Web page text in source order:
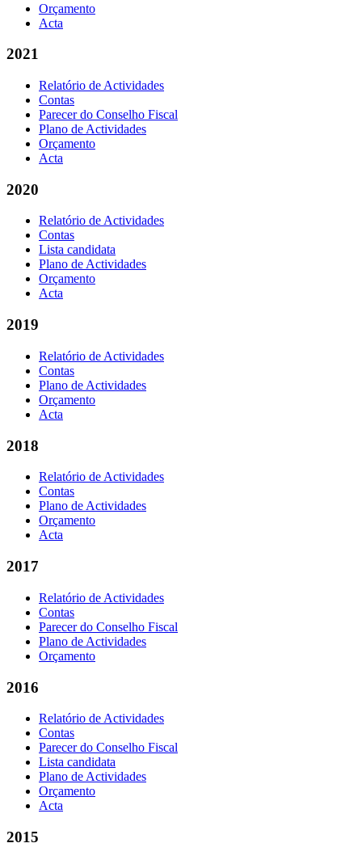
Orçamento
Acta
2021
Relatório de Actividades
Contas
Parecer do Conselho Fiscal
Plano de Actividades
Orçamento
Acta
2020
Relatório de Actividades
Contas
Lista candidata
Plano de Actividades
Orçamento
Acta
2019
Relatório de Actividades
Contas
Plano de Actividades
Orçamento
Acta
2018
Relatório de Actividades
Contas
Plano de Actividades
Orçamento
Acta
2017
Relatório de Actividades
Contas
Parecer do Conselho Fiscal
Plano de Actividades
Orçamento
2016
Relatório de Actividades
Contas
Parecer do Conselho Fiscal
Lista candidata
Plano de Actividades
Orçamento
Acta
2015